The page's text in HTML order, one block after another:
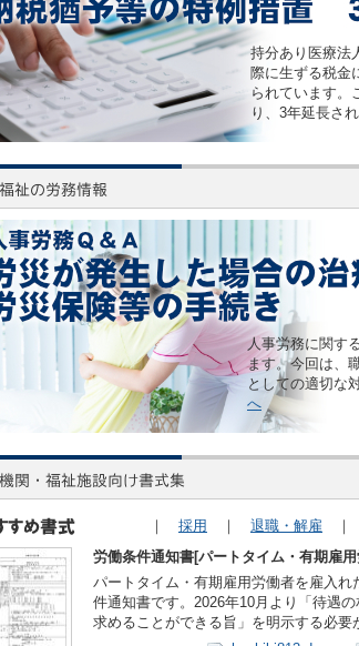
持分あり医療法
際に生ずる税金
られています。
り、3年延長さ
人事労務に関す
ます。今回は、
としての適切な
へ
｜ 採用 ｜ 退職・解雇 ｜
労働条件通知書[パートタイム・有期雇
パートタイム・有期雇用労働者を雇入
件通知書です。2026年10月より「待遇
求めることができる旨」を明示する必要